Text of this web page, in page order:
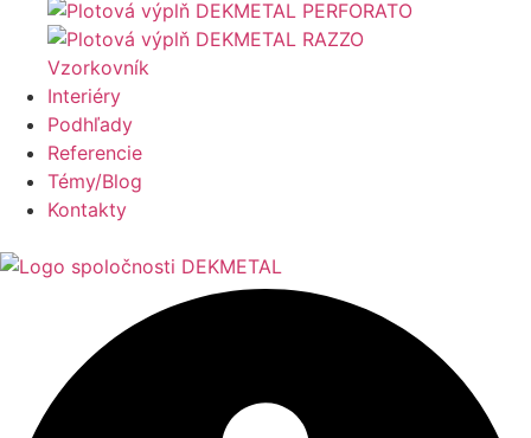
Vzorkovník
Interiéry
Podhľady
Referencie
Témy/Blog
Kontakty